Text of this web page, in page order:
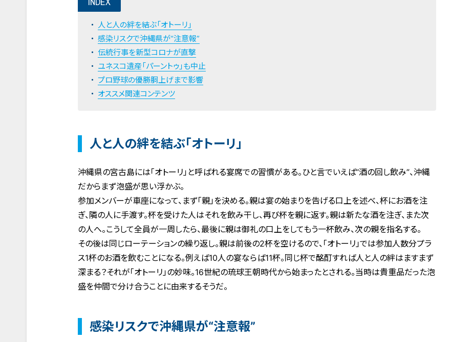
人と人の絆を結ぶ「オトーリ」
感染リスクで沖縄県が“注意報”
伝統行事を新型コロナが直撃
ユネスコ遺産「パーントゥ」も中止
プロ野球の優勝胴上げまで影響
オススメ関連コンテンツ
人と人の絆を結ぶ「オトーリ」
沖縄県の宮古島には「オトーリ」と呼ばれる宴席での習慣がある。ひと言でいえば“酒の回し飲み”、沖縄
だからまず泡盛が思い浮かぶ。
参加メンバーが車座になって、まず「親」を決める。親は宴の始まりを告げる口上を述べ、杯にお酒を注
ぎ、隣の人に手渡す。杯を受けた人はそれを飲み干し、再び杯を親に返す。親は新たな酒を注ぎ、また次
の人へ。こうして全員が一周したら、最後に親は御礼の口上をしてもう一杯飲み、次の親を指名する。
その後は同じローテーションの繰り返し。親は前後の2杯を空けるので、「オトーリ」では参加人数分プラ
ス1杯のお酒を飲むことになる。例えば10人の宴ならば11杯。同じ杯で酩酊すれば人と人の絆はますまず
深まる？それが「オトーリ」の妙味。16世紀の琉球王朝時代から始まったとされる。当時は貴重品だった泡
盛を仲間で分け合うことに由来するそうだ。
感染リスクで沖縄県が“注意報”